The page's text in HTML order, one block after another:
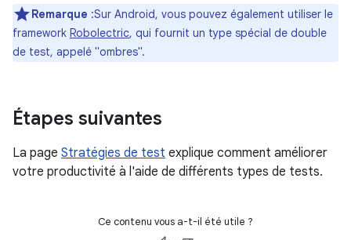
Remarque :Sur Android, vous pouvez également utiliser le
framework Robolectric, qui fournit un type spécial de double
de test, appelé "ombres".
Étapes suivantes
La page Stratégies de test explique comment améliorer
votre productivité à l'aide de différents types de tests.
Ce contenu vous a-t-il été utile ?